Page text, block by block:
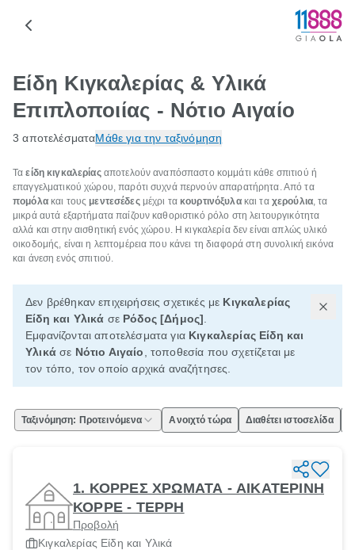
Είδη Κιγκαλερίας & Υλικά
Επιπλοποιίας - Νότιο Αιγαίο
3 αποτελέσματαΜάθε για την ταξινόμηση
Ταείδη κιγκαλερίαςαποτελούν αναπόσπαστο κομμάτι κάθε σπιτιού ή
επαγγελματικού χώρου, παρότι συχνά περνούν απαρατήρητα. Από τα
πομόλακαι τους μεντεσέδεςμέχρι τα κουρτινόξυλακαι τα χερούλια, τα
μικρά αυτά εξαρτήματα παίζουν καθοριστικό ρόλο στη λειτουργικότητα
αλλά και στην αισθητική ενός χώρου. Η κιγκαλερία δεν είναι απλώς υλικό
οικοδομής, είναι η λεπτομέρεια που κάνει τη διαφορά στη συνολική εικόνα
και άνεση ενός σπιτιού.
Δεν βρέθηκαν επιχειρήσεις σχετικές με Κιγκαλερίας
Είδη και Υλικά σε Ρόδος [Δήμος]
Εμφανίζονται αποτελέσματα για Κιγκαλερίας Είδη και
Υλικάσε Νότιο Αιγαίο , τοποθεσία που σχετίζεται με
τον τόπο, τον οποίο αρχικά αναζήτησες.
Ταξινόμηση: Προτεινόμενα Ανοιχτό τώρα Διαθέτει ιστοσελίδα
1. ΚΟΡΡΕΣ ΧΡΩΜΑΤΑ - ΑΙΚΑΤΕΡΙΝΗ
ΚΟΡΡΕ - ΤΕΡΡΗ
Προβολή
Κιγκαλερίας Είδη και Υλικά